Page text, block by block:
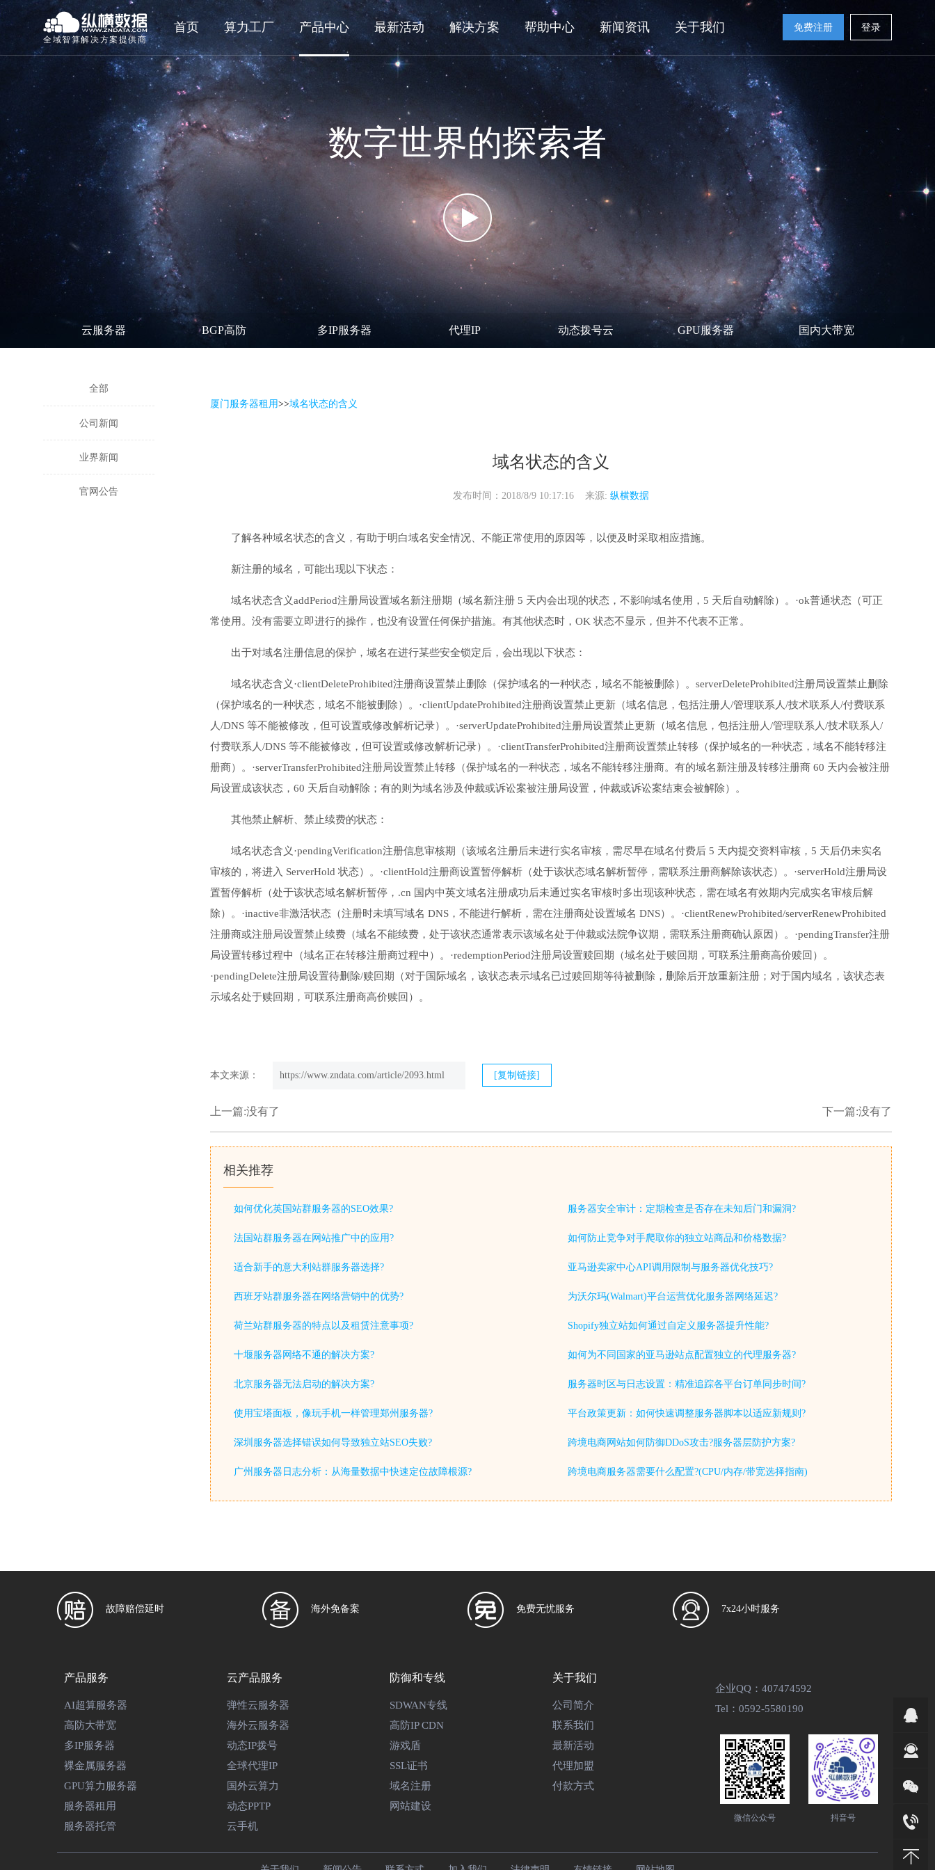
全域智算解决方案提供商
首页 算力工厂 产品中心 最新活动 解决方案 帮助中心 新闻资讯 关于我们 免费注册 登录
数字世界的探索者
云服务器 BGP高防 多IP服务器 代理IP 动态拨号云 GPU服务器 国内大带宽
全部
公司新闻
业界新闻
官网公告
厦门服务器租用>>域名状态的含义
域名状态的含义
发布时间：2018/8/9 10:17:16 来源: 纵横数据
了解各种域名状态的含义，有助于明白域名安全情况、不能正常使用的原因等，以便及时采取相应措施。
新注册的域名，可能出现以下状态：
域名状态含义addPeriod注册局设置域名新注册期（域名新注册 5 天内会出现的状态，不影响域名使用，5 天后自动解除）。·ok普通状态（可正
常使用。没有需要立即进行的操作，也没有设置任何保护措施。有其他状态时，OK 状态不显示，但并不代表不正常。
出于对域名注册信息的保护，域名在进行某些安全锁定后，会出现以下状态：
域名状态含义·clientDeleteProhibited注册商设置禁止删除（保护域名的一种状态，域名不能被删除）。serverDeleteProhibited注册局设置禁止删除
（保护域名的一种状态，域名不能被删除）。·clientUpdateProhibited注册商设置禁止更新（域名信息，包括注册人/管理联系人/技术联系人/付费联系
人/DNS 等不能被修改，但可设置或修改解析记录）。·serverUpdateProhibited注册局设置禁止更新（域名信息，包括注册人/管理联系人/技术联系人/
付费联系人/DNS 等不能被修改，但可设置或修改解析记录）。·clientTransferProhibited注册商设置禁止转移（保护域名的一种状态，域名不能转移注
册商）。·serverTransferProhibited注册局设置禁止转移（保护域名的一种状态，域名不能转移注册商。有的域名新注册及转移注册商 60 天内会被注册
局设置成该状态，60 天后自动解除；有的则为域名涉及仲裁或诉讼案被注册局设置，仲裁或诉讼案结束会被解除）。
其他禁止解析、禁止续费的状态：
域名状态含义·pendingVerification注册信息审核期（该域名注册后未进行实名审核，需尽早在域名付费后 5 天内提交资料审核，5 天后仍未实名
审核的，将进入 ServerHold 状态）。·clientHold注册商设置暂停解析（处于该状态域名解析暂停，需联系注册商解除该状态）。·serverHold注册局设
置暂停解析（处于该状态域名解析暂停，.cn 国内中英文域名注册成功后未通过实名审核时多出现该种状态，需在域名有效期内完成实名审核后解
除）。·inactive非激活状态（注册时未填写域名 DNS，不能进行解析，需在注册商处设置域名 DNS）。·clientRenewProhibited/serverRenewProhibited
注册商或注册局设置禁止续费（域名不能续费，处于该状态通常表示该域名处于仲裁或法院争议期，需联系注册商确认原因）。·pendingTransfer注册
局设置转移过程中（域名正在转移注册商过程中）。·redemptionPeriod注册局设置赎回期（域名处于赎回期，可联系注册商高价赎回）。
·pendingDelete注册局设置待删除/赎回期（对于国际域名，该状态表示域名已过赎回期等待被删除，删除后开放重新注册；对于国内域名，该状态表
示域名处于赎回期，可联系注册商高价赎回）。
本文来源： https://www.zndata.com/article/2093.html [复制链接]
上一篇:没有了 下一篇:没有了
相关推荐
如何优化英国站群服务器的SEO效果?
法国站群服务器在网站推广中的应用?
适合新手的意大利站群服务器选择?
西班牙站群服务器在网络营销中的优势?
荷兰站群服务器的特点以及租赁注意事项?
十堰服务器网络不通的解决方案?
北京服务器无法启动的解决方案?
使用宝塔面板，像玩手机一样管理郑州服务器?
深圳服务器选择错误如何导致独立站SEO失败?
广州服务器日志分析：从海量数据中快速定位故障根源?
服务器安全审计：定期检查是否存在未知后门和漏洞?
如何防止竞争对手爬取你的独立站商品和价格数据?
亚马逊卖家中心API调用限制与服务器优化技巧?
为沃尔玛(Walmart)平台运营优化服务器网络延迟?
Shopify独立站如何通过自定义服务器提升性能?
如何为不同国家的亚马逊站点配置独立的代理服务器?
服务器时区与日志设置：精准追踪各平台订单同步时间?
平台政策更新：如何快速调整服务器脚本以适应新规则?
跨境电商网站如何防御DDoS攻击?服务器层防护方案?
跨境电商服务器需要什么配置?(CPU/内存/带宽选择指南)
故障赔偿延时 海外免备案 免费无忧服务 7x24小时服务
产品服务
AI超算服务器
高防大带宽
多IP服务器
裸金属服务器
GPU算力服务器
服务器租用
服务器托管
云产品服务
弹性云服务器
海外云服务器
动态IP拨号
全球代理IP
国外云算力
动态PPTP
云手机
防御和专线
SDWAN专线
高防IP CDN
游戏盾
SSL证书
域名注册
网站建设
关于我们
公司简介
联系我们
最新活动
代理加盟
付款方式
企业QQ：407474592
Tel：0592-5580190
微信公众号 抖音号